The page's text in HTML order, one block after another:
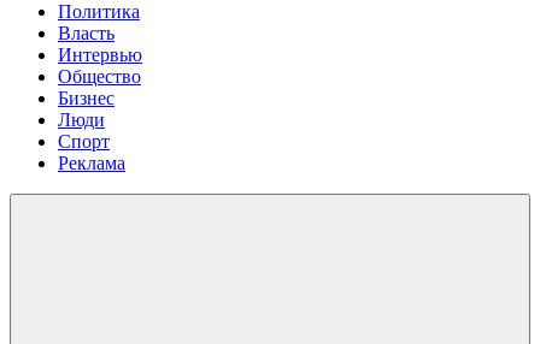
Политика
Власть
Интервью
Общество
Бизнес
Люди
Спорт
Реклама